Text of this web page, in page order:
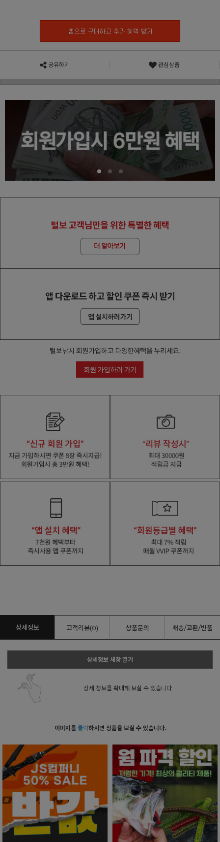
공유하기 관심상품
상세정보 고객리뷰(0) 상품문의 배송/교환/반품
상세정보 새창 열기
상세 정보를 확대해 보실 수 있습니다.
이미지를 클릭하시면 상품을 보실 수 있습니다.